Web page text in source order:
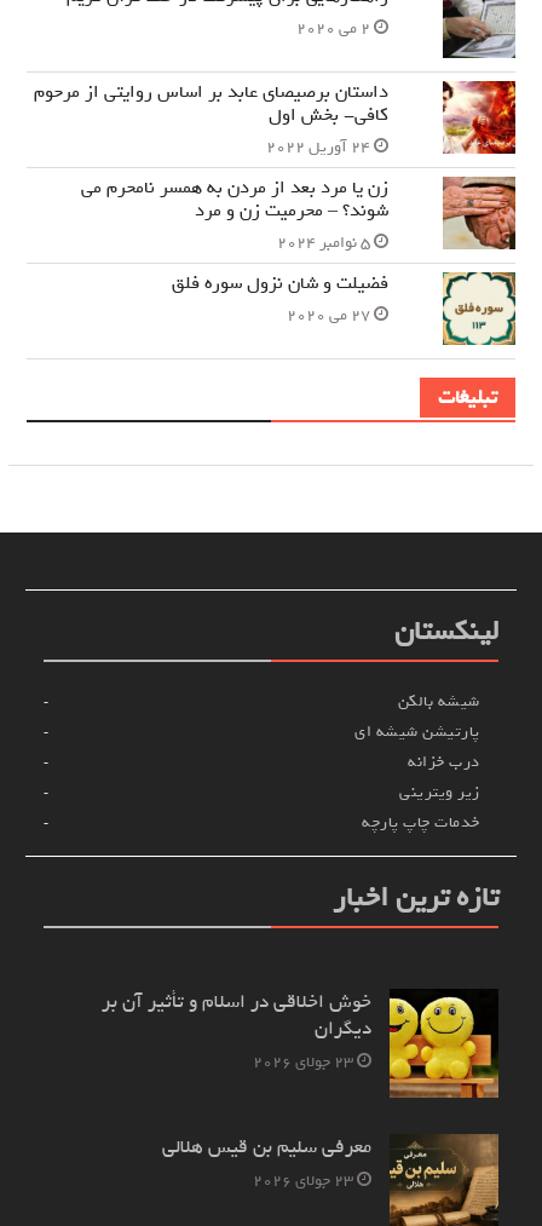
2 می 2020
داستان برصیصای عابد بر اساس روایتی از مرحوم
کافی- بخش اول
24 آوریل 2022
زن یا مرد بعد از مردن به همسر نامحرم می
شوند؟ – محرمیت زن و مرد
5 نوامبر 2024
فضیلت و شان نزول سوره فلق
27 می 2020
تبلیغات
لینکستان
شیشه بالکن
پارتیشن شیشه ای
درب خزانه
زیر ویترینی
خدمات چاپ پارچه
تازه ترین اخبار
خوش اخلاقی در اسلام و تأثیر آن بر
دیگران
23 جولای 2026
معرفی سلیم بن قیس هلالی
23 جولای 2026